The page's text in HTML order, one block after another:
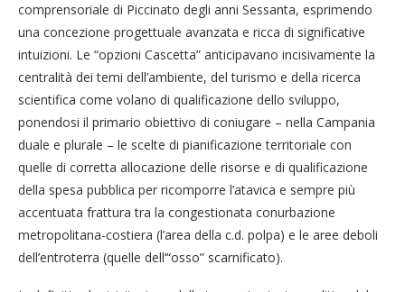
comprensoriale di Piccinato degli anni Sessanta, esprimendo
una concezione progettuale avanzata e ricca di significative
intuizioni. Le “opzioni Cascetta” anticipavano incisivamente la
centralità dei temi dell’ambiente, del turismo e della ricerca
scientifica come volano di qualificazione dello sviluppo,
ponendosi il primario obiettivo di coniugare – nella Campania
duale e plurale – le scelte di pianificazione territoriale con
quelle di corretta allocazione delle risorse e di qualificazione
della spesa pubblica per ricomporre l’atavica e sempre più
accentuata frattura tra la congestionata conurbazione
metropolitana-costiera (l’area della c.d. polpa) e le aree deboli
dell’entroterra (quelle dell’“osso” scarnificato).